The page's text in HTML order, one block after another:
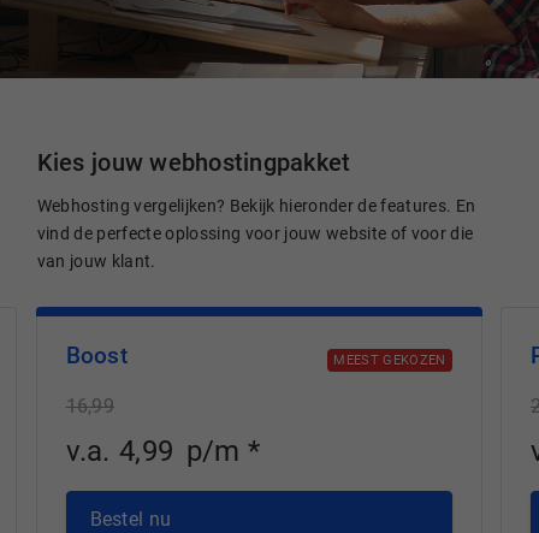
Kies jouw webhostingpakket
Webhosting vergelijken? Bekijk hieronder de features. En
vind de perfecte oplossing voor jouw website of voor die
van jouw klant.
Boost MEEST GEKOZEN
16,99
v.a. 4,99 p/m *
Bestel nu